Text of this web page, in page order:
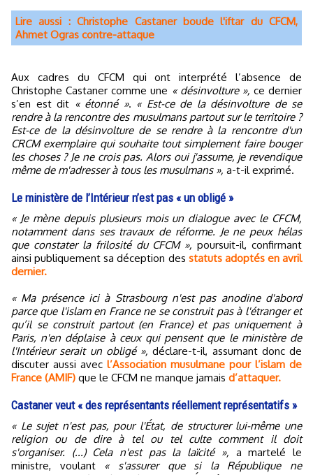
Lire aussi : Christophe Castaner boude l'iftar du CFCM,
Ahmet Ogras contre-attaque
Aux cadres du CFCM qui ont interprété l’absence de
Christophe Castaner comme une « désinvolture », ce dernier
s’en est dit « étonné ». « Est-ce de la désinvolture de se
rendre à la rencontre des musulmans partout sur le territoire ?
Est-ce de la désinvolture de se rendre à la rencontre d'un
CRCM exemplaire qui souhaite tout simplement faire bouger
les choses ? Je ne crois pas. Alors oui j'assume, je revendique
même de m'adresser à tous les musulmans », a-t-il exprimé.
Le ministère de l’Intérieur n’est pas « un obligé »
« Je mène depuis plusieurs mois un dialogue avec le CFCM,
notamment dans ses travaux de réforme. Je ne peux hélas
que constater la frilosité du CFCM », poursuit-il, confirmant
ainsi publiquement sa déception des statuts adoptés en avril
dernier.
« Ma présence ici à Strasbourg n'est pas anodine d'abord
parce que l'islam en France ne se construit pas à l'étranger et
qu’il se construit partout (en France) et pas uniquement à
Paris, n'en déplaise à ceux qui pensent que le ministère de
l'Intérieur serait un obligé », déclare-t-il, assumant donc de
discuter aussi avec l’Association musulmane pour l’islam de
France (AMIF) que le CFCM ne manque jamais d’attaquer.
Castaner veut « des représentants réellement représentatifs »
« Le sujet n'est pas, pour l'État, de structurer lui-même une
religion ou de dire à tel ou tel culte comment il doit
s'organiser. (...) Cela n'est pas la laïcité », a martelé le
ministre, voulant « s'assurer que si la République ne